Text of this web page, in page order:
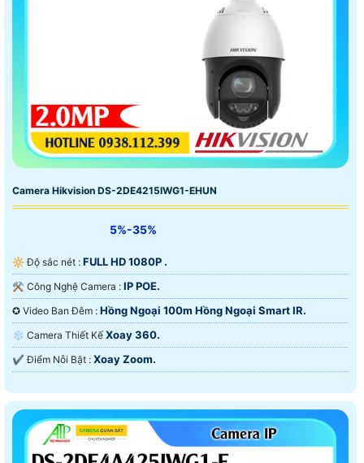
Camera Hikvision DS-2DE4215IWG1-EHUN
5%-35%
🔆 Độ sắc nét : FULL HD 1080P .
⚒ Công Nghệ Camera : IP POE.
✪ Video Ban Đêm : Hồng Ngoại 100m Hồng Ngoại Smart IR.
❄ Camera Thiết Kế Xoay 360.
️✔️ Điểm Nỗi Bật : Xoay Zoom.